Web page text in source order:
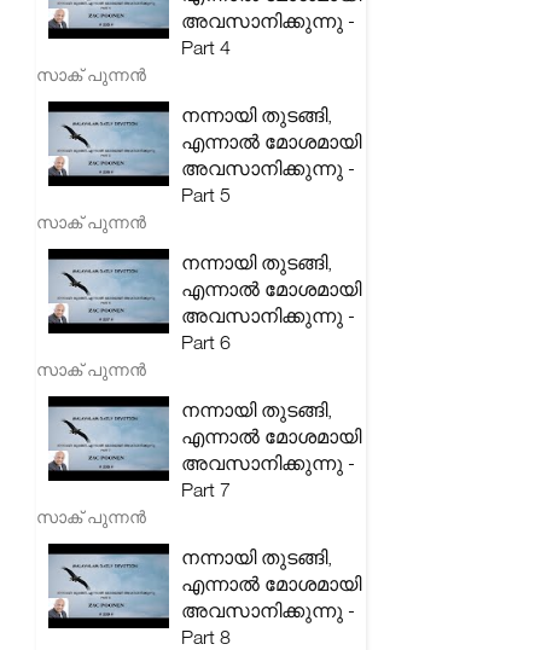
അവസാനിക്കുന്നു -
Part 4
സാക് പുന്നൻ
നന്നായി തുടങ്ങി,
എന്നാൽ മോശമായി
അവസാനിക്കുന്നു -
Part 5
സാക് പുന്നൻ
നന്നായി തുടങ്ങി,
എന്നാൽ മോശമായി
അവസാനിക്കുന്നു -
Part 6
സാക് പുന്നൻ
നന്നായി തുടങ്ങി,
എന്നാൽ മോശമായി
അവസാനിക്കുന്നു -
Part 7
സാക് പുന്നൻ
നന്നായി തുടങ്ങി,
എന്നാൽ മോശമായി
അവസാനിക്കുന്നു -
Part 8